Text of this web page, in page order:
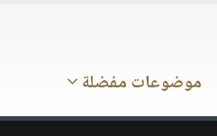
موضوعات مفضلة